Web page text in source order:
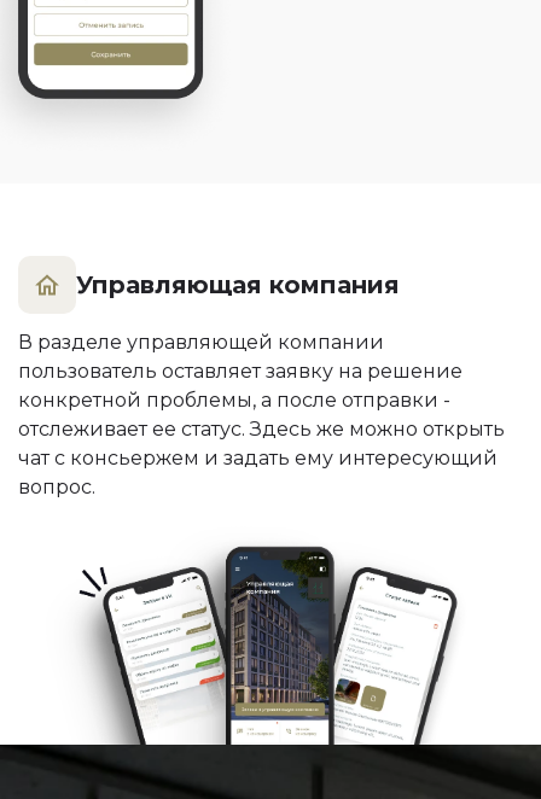
Управляющая компания
В разделе управляющей компании
пользователь оставляет заявку на решение
конкретной проблемы, а после отправки -
отслеживает ее статус. Здесь же можно открыть
чат с консьержем и задать ему интересующий
вопрос.